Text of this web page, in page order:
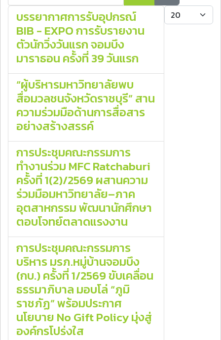
แสดง #
บรรยากาศการรับอุปกรณ์
BIB - EXPO การรับรายงาน
ตัวนักวิ่งวันแรก จอมบึง
มาราธอน ครั้งที่ 39 วันแรก
“ผู้บริหารมหาวิทยาลัยพบ
สื่อมวลชนจังหวัดราชบุรี” สาน
ความร่วมมือด้านการสื่อสาร
อย่างสร้างสรรค์
การประชุมคณะกรรมการ
ทำงานร่วม MFC Ratchaburi
ครั้งที่ 1(2)/2569 ผสานความ
ร่วมมือมหาวิทยาลัย–ภาค
อุตสาหกรรม พัฒนานักศึกษา
ตอบโจทย์ตลาดแรงงาน
การประชุมคณะกรรมการ
บริหาร มรภ.หมู่บ้านจอมบึง
(กบ.) ครั้งที่ 1/2569 ขับเคลื่อน
ธรรมาภิบาล มอบโล่ “ภูมิ
ราชภัฏ” พร้อมประกาศ
นโยบาย No Gift Policy มุ่งสู่
องค์กรโปร่งใส